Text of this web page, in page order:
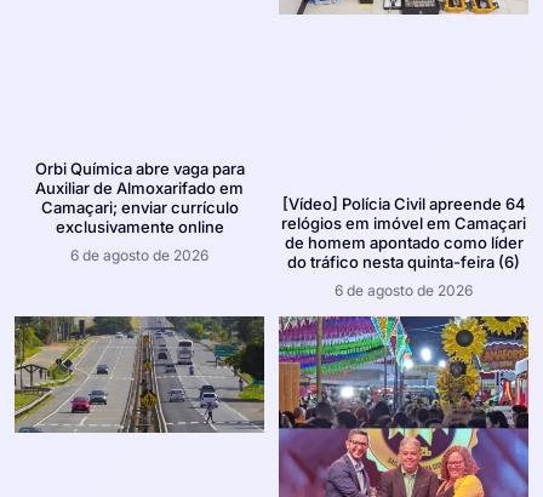
Orbi Química abre vaga para
Auxiliar de Almoxarifado em
Camaçari; enviar currículo
exclusivamente online
6 de agosto de 2026
[Vídeo] Polícia Civil apreende 64
relógios em imóvel em Camaçari
de homem apontado como líder
do tráfico nesta quinta-feira (6)
6 de agosto de 2026